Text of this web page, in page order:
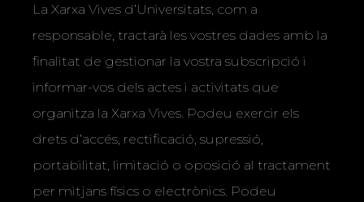
La Xarxa Vives d’Universitats, com a
responsable, tractarà les vostres dades amb la
finalitat de gestionar la vostra subscripció i
informar-vos dels actes i activitats que
organitza la Xarxa Vives. Podeu exercir els
drets d’accés, rectificació, supressió,
portabilitat, limitació o oposició al tractament
per mitjans físics o electrònics. Podeu